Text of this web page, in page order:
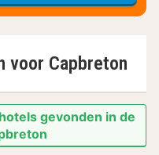
voor Capbreton
gevonden in de